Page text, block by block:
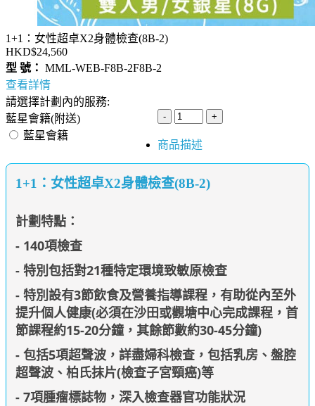
1+1：女性超卓X2身體檢查(8B-2)
HKD$24,560
型 號： MML-WEB-F8B-2F8B-2
查看詳情
請選擇計劃內的服務:
藍星會籍(附送)
藍星會籍
商品描述
1+1：女性超卓X2身體檢查(8B-2)
計劃特點：
- 140項檢查
- 特別包括對21種特定環境致敏原檢查
- 特別設有3節飲食及營養指導課程，有助從內至外
提升個人健康(必須在沙田或觀塘中心完成課程，首
節課程約15-20分鐘，其餘節數約30-45分鐘)
- 包括5項超聲波，詳盡婦科檢查，包括乳房、盤腔
超聲波、柏氏抹片(檢查子宮頸癌)等
- 7項腫瘤標誌物，深入檢查器官功能狀況